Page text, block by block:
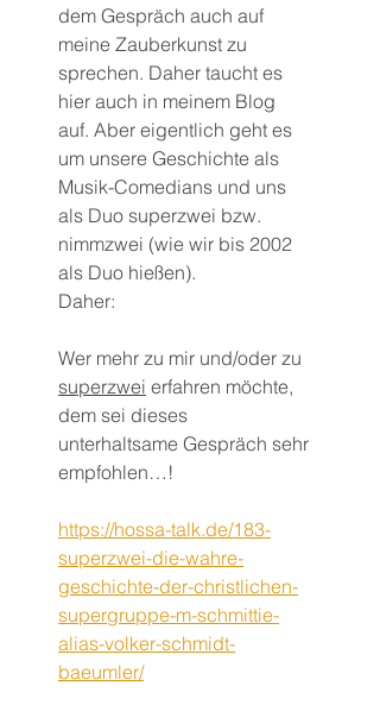
dem Gespräch auch auf
meine Zauberkunst zu
sprechen. Daher taucht es
hier auch in meinem Blog
auf. Aber eigentlich geht es
um unsere Geschichte als
Musik-Comedians und uns
als Duo superzwei bzw.
nimmzwei (wie wir bis 2002
als Duo hießen).
Daher:
Wer mehr zu mir und/oder zu
superzwei erfahren möchte,
dem sei dieses
unterhaltsame Gespräch sehr
empfohlen…!
https://hossa-talk.de/183-
superzwei-die-wahre-
geschichte-der-christlichen-
supergruppe-m-schmittie-
alias-volker-schmidt-
baeumler/